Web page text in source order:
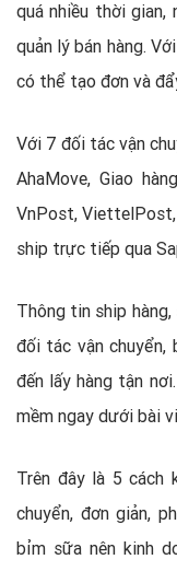
quá nhiều thời
quản lý bán hàng. Với
có thể tạo đơn và
Với 7 đối tác vận
AhaMove, Giao
VnPost, ViettelPost,
ship trực tiếp qua
Thông tin ship
đối tác vận chuyển,
đến lấy hàng tận
mềm ngay dưới bài
Trên đây là 5 cách
chuyển, đơn giản,
bỉm sữa nên kinh